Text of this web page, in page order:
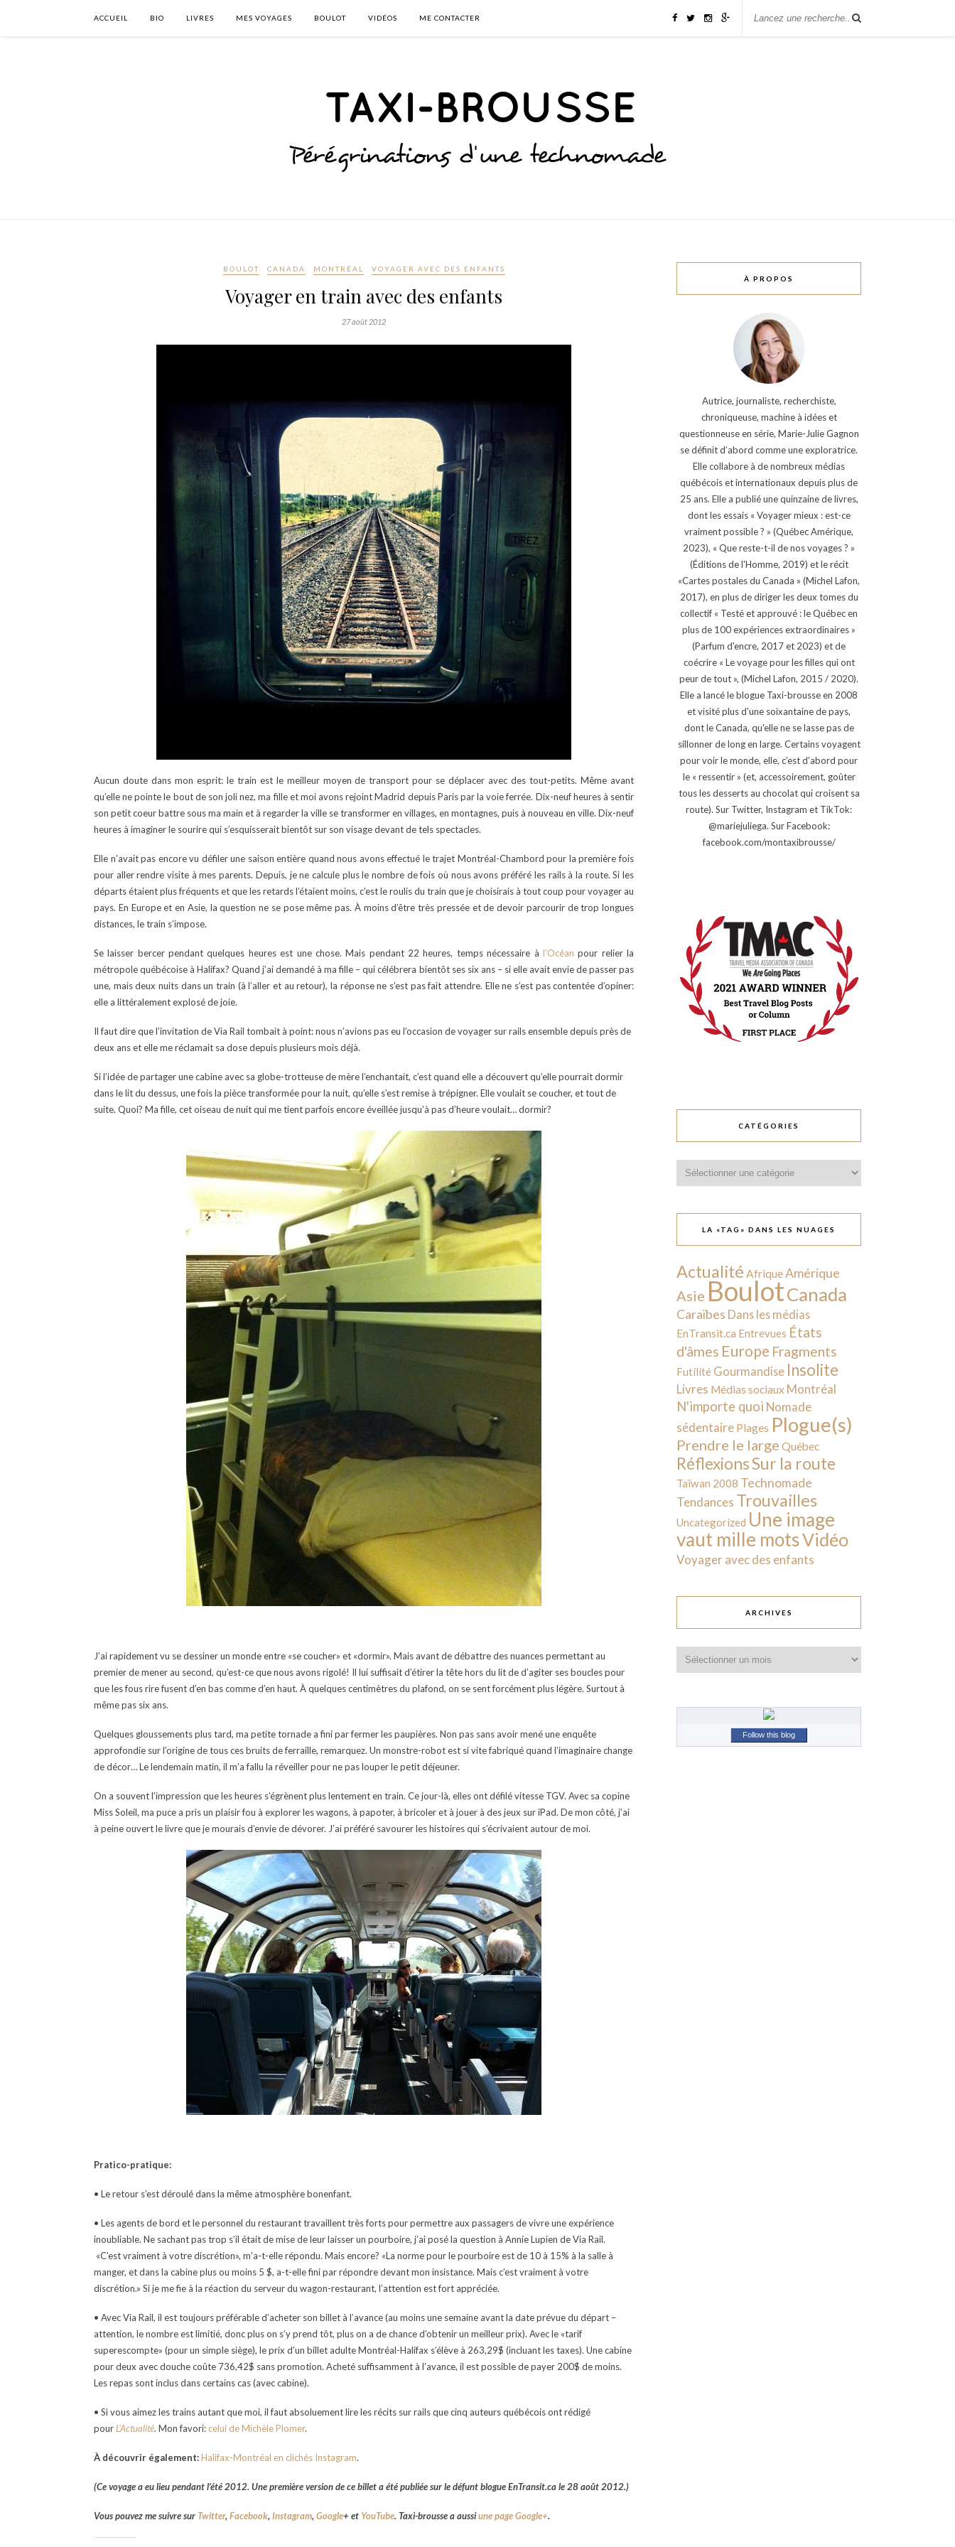
ACCUEIL BIO LIVRES MES VOYAGES BOULOT VIDÉOS ME CONTACTER
BOULOT CANADA MONTRÉAL VOYAGER AVEC DES ENFANTS
Voyager en train avec des enfants
27 août 2012
Aucun doute dans mon esprit: le train est le meilleur moyen de transport pour se déplacer avec des tout-petits. Même avant
qu’elle ne pointe le bout de son joli nez, ma fille et moi avons rejoint Madrid depuis Paris par la voie ferrée. Dix-neuf heures à sentir
son petit coeur battre sous ma main et à regarder la ville se transformer en villages, en montagnes, puis à nouveau en ville. Dix-neuf
heures à imaginer le sourire qui s’esquisserait bientôt sur son visage devant de tels spectacles.
Elle n’avait pas encore vu défiler une saison entière quand nous avons effectué le trajet Montréal-Chambord pour la première fois
pour aller rendre visite à mes parents. Depuis, je ne calcule plus le nombre de fois où nous avons préféré les rails à la route. Si les
départs étaient plus fréquents et que les retards l’étaient moins, c’est le roulis du train que je choisirais à tout coup pour voyager au
pays. En Europe et en Asie, la question ne se pose même pas. À moins d’être très pressée et de devoir parcourir de trop longues
distances, le train s’impose.
Se laisser bercer pendant quelques heures est une chose. Mais pendant 22 heures, temps nécessaire à l’Océan pour relier la
métropole québécoise à Halifax? Quand j’ai demandé à ma fille – qui célébrera bientôt ses six ans – si elle avait envie de passer pas
une, mais deux nuits dans un train (à l’aller et au retour), la réponse ne s’est pas fait attendre. Elle ne s’est pas contentée d’opiner:
elle a littéralement explosé de joie.
Il faut dire que l’invitation de Via Rail tombait à point: nous n’avions pas eu l’occasion de voyager sur rails ensemble depuis près de
deux ans et elle me réclamait sa dose depuis plusieurs mois déjà.
Si l’idée de partager une cabine avec sa globe-trotteuse de mère l’enchantait, c’est quand elle a découvert qu’elle pourrait dormir
dans le lit du dessus, une fois la pièce transformée pour la nuit, qu’elle s’est remise à trépigner. Elle voulait se coucher, et tout de
suite. Quoi? Ma fille, cet oiseau de nuit qui me tient parfois encore éveillée jusqu’à pas d’heure voulait… dormir?
J’ai rapidement vu se dessiner un monde entre «se coucher» et «dormir». Mais avant de débattre des nuances permettant au
premier de mener au second, qu’est-ce que nous avons rigolé! Il lui suffisait d’étirer la tête hors du lit de d’agiter ses boucles pour
que les fous rire fusent d’en bas comme d’en haut. À quelques centimètres du plafond, on se sent forcément plus légère. Surtout à
même pas six ans.
Quelques gloussements plus tard, ma petite tornade a fini par fermer les paupières. Non pas sans avoir mené une enquête
approfondie sur l’origine de tous ces bruits de ferraille, remarquez. Un monstre-robot est si vite fabriqué quand l’imaginaire change
de décor… Le lendemain matin, il m’a fallu la réveiller pour ne pas louper le petit déjeuner.
On a souvent l’impression que les heures s’égrènent plus lentement en train. Ce jour-là, elles ont défilé vitesse TGV. Avec sa copine
Miss Soleil, ma puce a pris un plaisir fou à explorer les wagons, à papoter, à bricoler et à jouer à des jeux sur iPad. De mon côté, j’ai
à peine ouvert le livre que je mourais d’envie de dévorer. J’ai préféré savourer les histoires qui s’écrivaient autour de moi.
Pratico-pratique:
• Le retour s’est déroulé dans la même atmosphère bonenfant.
• Les agents de bord et le personnel du restaurant travaillent très forts pour permettre aux passagers de vivre une expérience
inoubliable. Ne sachant pas trop s’il était de mise de leur laisser un pourboire, j’ai posé la question à Annie Lupien de Via Rail.
«C’est vraiment à votre discrétion», m’a-t-elle répondu. Mais encore? «La norme pour le pourboire est de 10 à 15% à la salle à
manger, et dans la cabine plus ou moins 5 $, a-t-elle fini par répondre devant mon insistance. Mais c’est vraiment à votre
discrétion.» Si je me fie à la réaction du serveur du wagon-restaurant, l’attention est fort appréciée.
• Avec Via Rail, il est toujours préférable d’acheter son billet à l’avance (au moins une semaine avant la date prévue du départ –
attention, le nombre est limitié, donc plus on s’y prend tôt, plus on a de chance d’obtenir un meilleur prix). Avec le «tarif
superescompte» (pour un simple siège), le prix d’un billet adulte Montréal-Halifax s’élève à 263,29$ (incluant les taxes). Une cabine
pour deux avec douche coûte 736,42$ sans promotion. Acheté suffisamment à l’avance, il est possible de payer 200$ de moins.
Les repas sont inclus dans certains cas (avec cabine).
• Si vous aimez les trains autant que moi, il faut absoluement lire les récits sur rails que cinq auteurs québécois ont rédigé
pourL’Actualité. Mon favori: celui de Michèle Plomer.
À découvrir également:Halifax-Montréal en clichés Instagram.
(Ce voyage a eu lieu pendant l’été 2012. Une première version de ce billet a été publiée sur le défunt blogue EnTransit.ca le 28 août 2012.)
Vous pouvez me suivre sur Twitter, Facebook, Instagram, Google+ et YouTube. Taxi-brousse a aussiune page Google+.
À PROPOS
Autrice, journaliste, recherchiste,
chroniqueuse, machine à idées et
questionneuse en série, Marie-Julie Gagnon
se définit d’abord comme une exploratrice.
Elle collabore à de nombreux médias
québécois et internationaux depuis plus de
25 ans. Elle a publié une quinzaine de livres,
dont les essais « Voyager mieux : est-ce
vraiment possible ? » (Québec Amérique,
2023), « Que reste-t-il de nos voyages ? »
(Éditions de l'Homme, 2019) et le récit
«Cartes postales du Canada » (Michel Lafon,
2017), en plus de diriger les deux tomes du
collectif « Testé et approuvé : le Québec en
plus de 100 expériences extraordinaires »
(Parfum d'encre, 2017 et 2023) et de
coécrire « Le voyage pour les filles qui ont
peur de tout », (Michel Lafon, 2015 / 2020).
Elle a lancé le blogue Taxi-brousse en 2008
et visité plus d'une soixantaine de pays,
dont le Canada, qu'elle ne se lasse pas de
sillonner de long en large. Certains voyagent
pour voir le monde, elle, c’est d’abord pour
le « ressentir » (et, accessoirement, goûter
tous les desserts au chocolat qui croisent sa
route). Sur Twitter, Instagram et TikTok:
@mariejuliega. Sur Facebook:
facebook.com/montaxibrousse/
CATÉGORIES
LA «TAG» DANS LES NUAGES
Actualité AfriqueAmérique
Asie BoulotCanada
Caraïbes Dans les médias
EnTransit.ca Entrevues États
d'âmes Europe Fragments
Futilité Gourmandise Insolite
Livres Médias sociaux Montréal
N'importe quoi Nomade
sédentaire Plages Plogue(s)
Prendre le large Québec
RéflexionsSur la route
Taïwan 2008 Technomade
Tendances Trouvailles
Uncategorized Une image
vaut mille motsVidéo
Voyager avec des enfants
ARCHIVES
Follow this blog